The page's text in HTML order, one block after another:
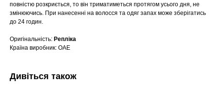
повністю розкриється, то він триматиметься протягом усього дня, не
змінюючись. При нанесенні на волосся та одяг запах може зберігатись
до 24 годин.
Оригінальність: Репліка
Країна виробник: ОАЕ
Дивіться також